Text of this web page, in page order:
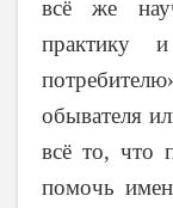
всё же
практику
обывателя
всё то, что
помочь